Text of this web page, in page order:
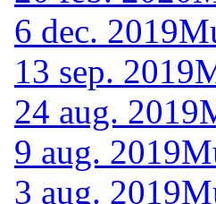
6 dec. 2019
13 sep. 2019
24 aug. 2019
9 aug. 2019
3 aug. 2019